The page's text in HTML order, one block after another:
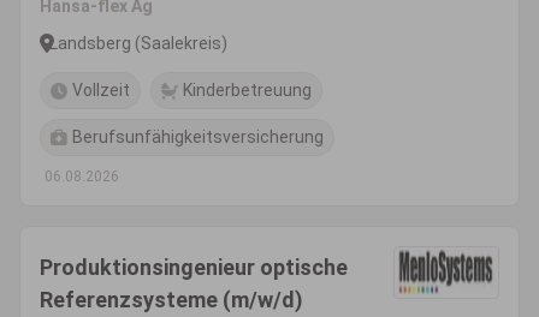
Hansa-flex Ag
Landsberg (Saalekreis)
Vollzeit Kinderbetreuung
Berufsunfähigkeitsversicherung
06.08.2026
Produktionsingenieur optische
Referenzsysteme (m/w/d)